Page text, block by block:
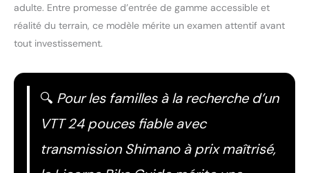
adulte. Entre promesse d’entrée de gamme accessible et
réalité du terrain, ce modèle mérite un examen attentif avant
tout investissement.
🔍 Pour les familles à la recherche d’un
VTT 24 pouces fiable avec
transmission Shimano à prix maîtrisé,